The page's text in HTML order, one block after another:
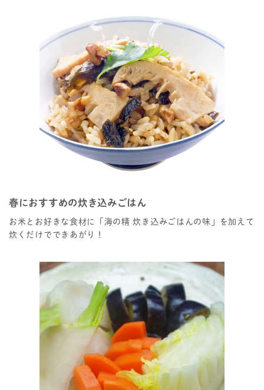
春におすすめの炊き込みごはん
お米とお好きな食材に「海の精 炊き込みごはんの味」を加えて
炊くだけでできあがり！